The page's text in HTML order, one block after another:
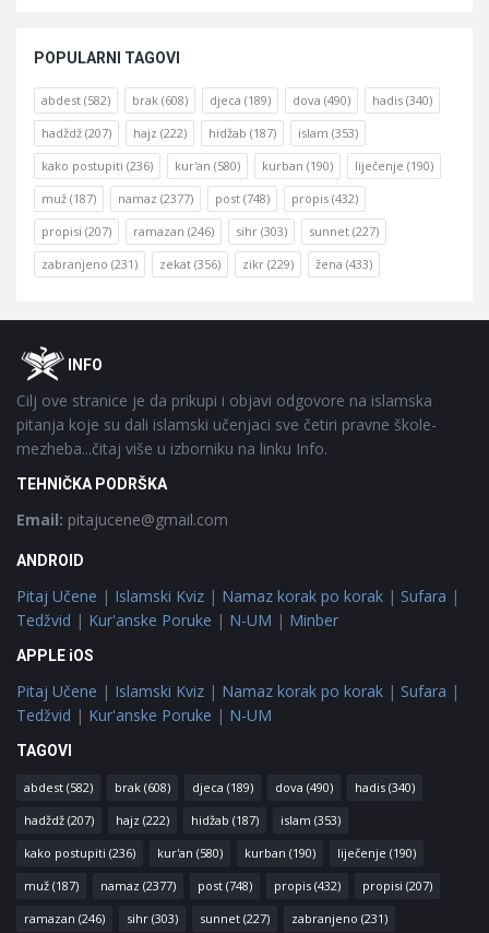
POPULARNI TAGOVI
abdest (582) brak (608) djeca (189) dova (490) hadis (340)
hadždž (207) hajz (222) hidžab (187) islam (353)
kako postupiti (236) kur'an (580) kurban (190) liječenje (190)
muž (187) namaz (2377) post (748) propis (432)
propisi (207) ramazan (246) sihr (303) sunnet (227)
zabranjeno (231) zekat (356) zikr (229) žena (433)
FooterOINFO
Cilj ove stranice je da prikupi i objavi odgovore na islamska
pitanja koje su dali islamski učenjaci sve četiri pravne škole-
mezheba...čitaj više u izborniku na linku Info.
TEHNIČKA PODRŠKA
Email: pitajucene@gmail.com
ANDROID
Pitaj Učene | Islamski Kviz | Namaz korak po korak | Sufara |
Tedžvid | Kur'anske Poruke | N-UM | Minber
APPLE iOS
Pitaj Učene | Islamski Kviz | Namaz korak po korak | Sufara |
Tedžvid | Kur'anske Poruke | N-UM
TAGOVI
abdest (582) brak (608) djeca (189) dova (490) hadis (340)
hadždž (207) hajz (222) hidžab (187) islam (353)
kako postupiti (236) kur'an (580) kurban (190) liječenje (190)
muž (187) namaz (2377) post (748) propis (432) propisi (207)
ramazan (246) sihr (303) sunnet (227) zabranjeno (231)